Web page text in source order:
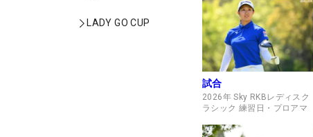
LADY GO CUP
試合
2026年 Sky RKBレディスク
ラシック 練習日・プロアマ